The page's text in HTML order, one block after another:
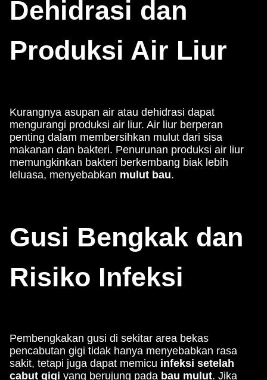
Dehidrasi dan
Produksi Air Liur
Kurangnya asupan air atau dehidrasi dapat
mengurangi produksi air liur. Air liur berperan
penting dalam membersihkan mulut dari sisa
makanan dan bakteri. Penurunan produksi air liur
memungkinkan bakteri berkembang biak lebih
leluasa, menyebabkan mulut bau.
Gusi Bengkak dan
Risiko Infeksi
Pembengkakan gusi di sekitar area bekas
pencabutan gigi tidak hanya menyebabkan rasa
sakit, tetapi juga dapat memicu infeksi setelah
cabut gigi yang berujung pada bau mulut. Jika